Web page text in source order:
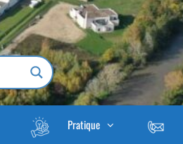
Pratique